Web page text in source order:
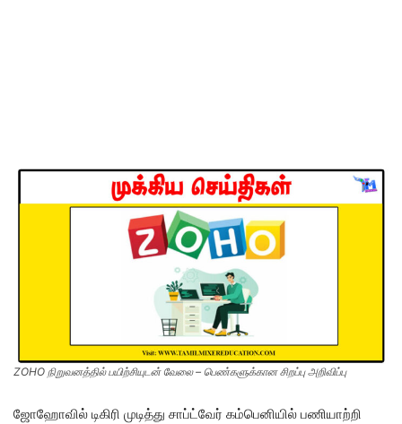
ZOHO நிறுவனத்தில் பயிற்சியுடன் வேலை – பெண்களுக்கான சிறப்பு அறிவிப்பு
ஜோஹோவில் டிகிரி முடித்து சாப்ட்வேர் கம்பெனியில் பணியாற்றி